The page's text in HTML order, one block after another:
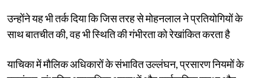
उन्होंने यह भी तर्क दिया कि जिस तरह से मोहनलाल ने प्रतियोगियों के
साथ बातचीत की, वह भी स्थिति की गंभीरता को रेखांकित करता है
याचिका में मौलिक अधिकारों के संभावित उल्लंघन, प्रसारण नियमों के